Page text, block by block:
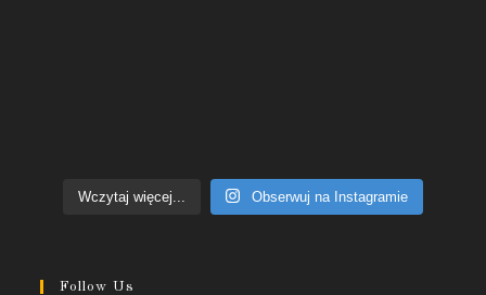
Wczytaj więcej... Obserwuj na Instagramie
Follow Us